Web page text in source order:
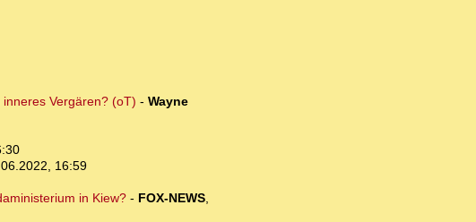
Vergären? (oT) - Wayne
16:59
in Kiew?- FOX-NEWS,